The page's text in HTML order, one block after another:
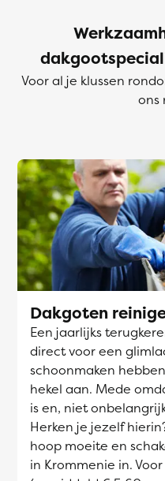
Voor al je klussen
ons
Dakgoten
Een jaarlijks
direct voor een
schoonmaken
hekel aan. Mede
is en, niet
Herken je jezelf
hoop moeite en
in Krommenie in.